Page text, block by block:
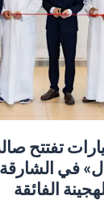
تفتتح
في
الفائقة